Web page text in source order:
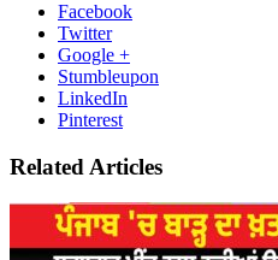
Facebook
Twitter
Google +
Stumbleupon
LinkedIn
Pinterest
Related Articles